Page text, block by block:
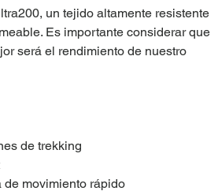
un tejido altamente resistente
Es importante considerar que
será el rendimiento de nuestro
de trekking
de movimiento rápido